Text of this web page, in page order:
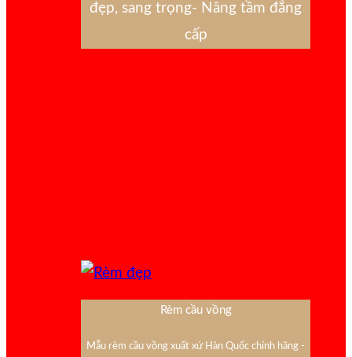
đẹp, sang trọng- Nâng tầm đẳng
cấp
Rèm cầu vồng
Mẫu rèm cầu vồng xuất xứ Hàn Quốc chính hãng -